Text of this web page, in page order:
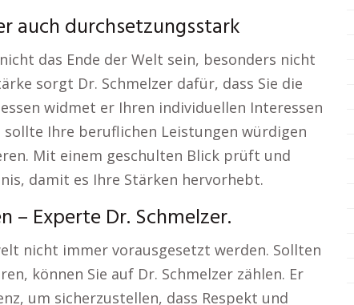
auch durchsetzungsstark
das Ende der Welt sein, besonders nicht
sorgt Dr. Schmelzer dafür, dass Sie die
widmet er Ihren individuellen Interessen
Ihre beruflichen Leistungen würdigen
Mit einem geschulten Blick prüft und
damit es Ihre Stärken hervorhebt.
Experte Dr. Schmelzer.
nicht immer vorausgesetzt werden. Sollten
können Sie auf Dr. Schmelzer zählen. Er
um sicherzustellen, dass Respekt und